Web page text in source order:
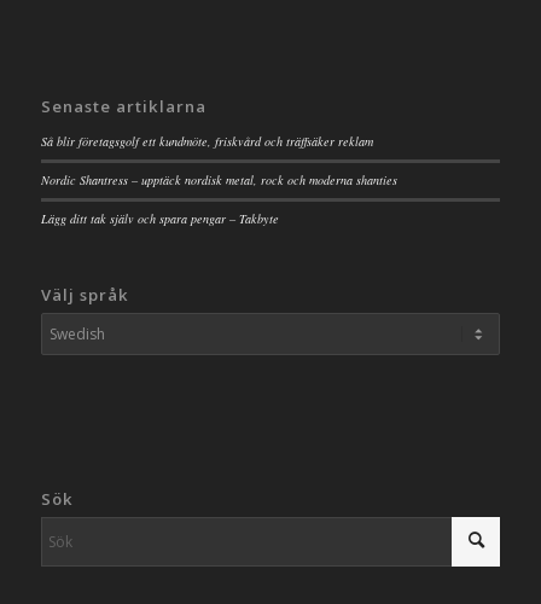
Senaste artiklarna
Så blir företagsgolf ett kundmöte, friskvård och träffsäker reklam
Nordic Shantress – upptäck nordisk metal, rock och moderna shanties
Lägg ditt tak själv och spara pengar – Takbyte
Välj språk
Sök